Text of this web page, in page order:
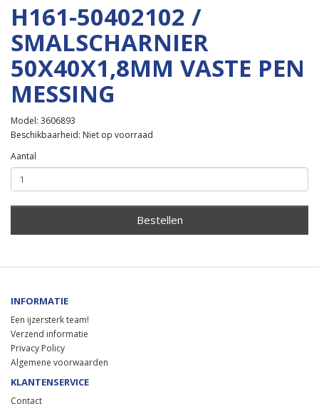
H161-50402102 /
SMALSCHARNIER
50X40X1,8MM VASTE PEN
MESSING
Model: 3606893
Beschikbaarheid: Niet op voorraad
Aantal
Bestellen
INFORMATIE
Een ijzersterk team!
Verzend informatie
Privacy Policy
Algemene voorwaarden
KLANTENSERVICE
Contact